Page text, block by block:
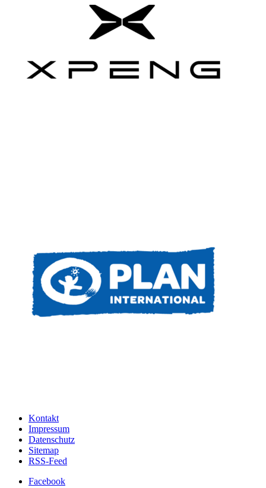
Kontakt
Impressum
Datenschutz
Sitemap
RSS-Feed
Facebook